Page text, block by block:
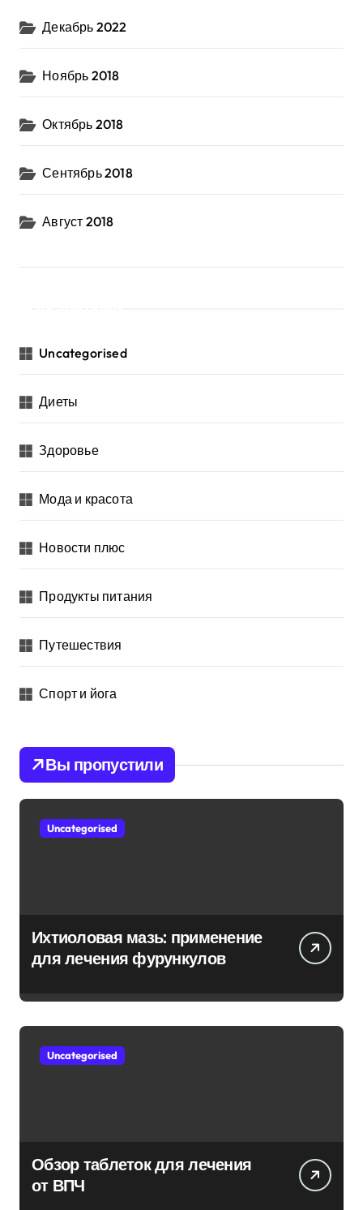
Декабрь 2022
Ноябрь 2018
Октябрь 2018
Сентябрь 2018
Август 2018
Uncategorised
Диеты
Здоровье
Мода и красота
Новости плюс
Продукты питания
Путешествия
Спорт и йога
Вы пропустили
Uncategorised
Ихтиоловая мазь: применение
для лечения фурункулов
Uncategorised
Обзор таблеток для лечения
от ВПЧ